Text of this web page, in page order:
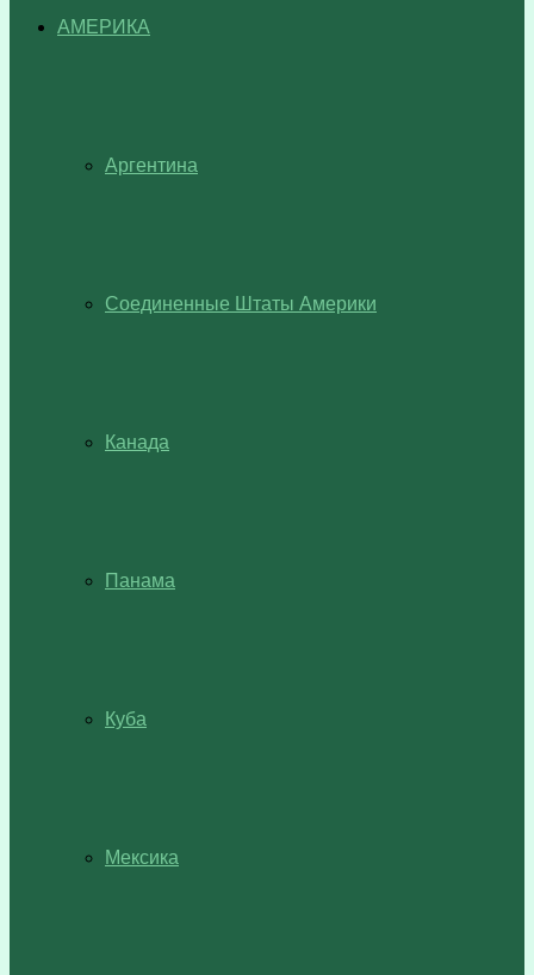
АМЕРИКА
Аргентина
Соединенные Штаты Америки
Канада
Панама
Куба
Мексика